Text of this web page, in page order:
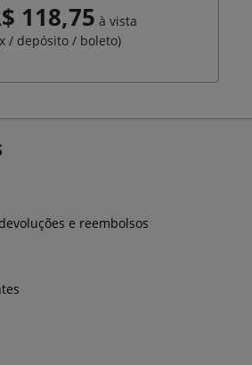
118,75 à vista
/ depósito / boleto)
e reembolsos